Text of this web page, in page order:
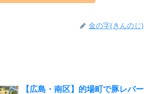
金の字(きんのじ)
【広島・南区】的場町で豚レバー